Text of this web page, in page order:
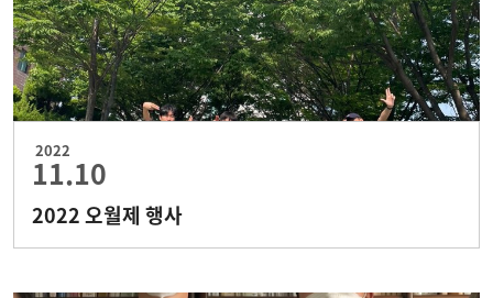
2022
11.10
2022 오월제 행사